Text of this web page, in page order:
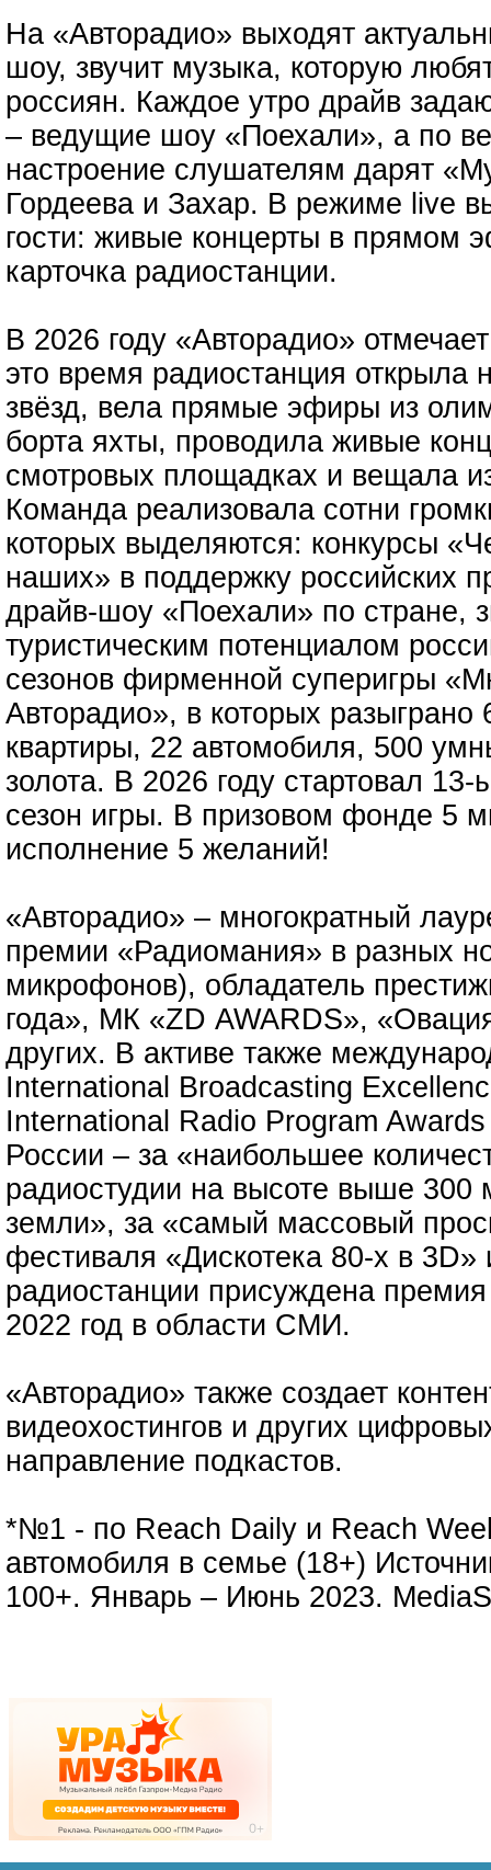
На «Авторадио» выходят
шоу, звучит музыка, которую
россиян. Каждое утро драйв
– ведущие шоу «Поехали», а по
настроение слушателям дарят
Гордеева и Захар. В режиме live
гости: живые концерты в прямом
карточка радиостанции.
В 2026 году «Авторадио»
это время радиостанция открыла
звёзд, вела прямые эфиры из
борта яхты, проводила живые
смотровых площадках и вещала
Команда реализовала сотни
которых выделяются: конкурсы
наших» в поддержку российских
драйв-шоу «Поехали» по стране,
туристическим потенциалом
сезонов фирменной суперигры
Авторадио», в которых
квартиры, 22 автомобиля, 500
золота. В 2026 году стартовал
сезон игры. В призовом фонде 5
исполнение 5 желаний!
«Авторадио» – многократный
премии «Радиомания» в разных
микрофонов), обладатель
года», МК «ZD AWARDS»,
других. В активе также
International Broadcasting
International Radio Program
России – за «наибольшее
радиостудии на высоте выше 300
земли», за «самый массовый
фестиваля «Дискотека 80-х в 3D»
радиостанции присуждена
2022 год в области СМИ.
«Авторадио» также создает
видеохостингов и других
направление подкастов.
*№1 - по Reach Daily и Reach
автомобиля в семье (18+)
100+. Январь – Июнь 2023.